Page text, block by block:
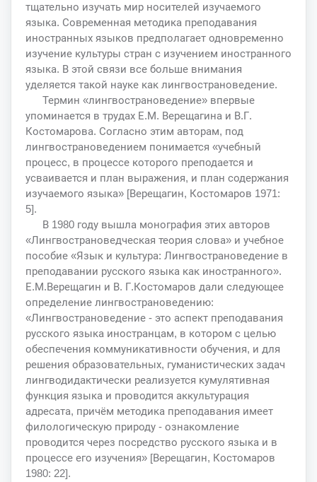
тщательно изучать мир носителей изучаемого
языка. Современная методика преподавания
иностранных языков предполагает одновременно
изучение культуры стран с изучением иностранного
языка. В этой связи все больше внимания
уделяется такой науке как лингвострановедение.
Термин «лингвострановедение» впервые
упоминается в трудах Е.М. Верещагина и В.Г.
Костомарова. Согласно этим авторам, под
лингвострановедением понимается «учебный
процесс, в процессе которого преподается и
усваивается и план выражения, и план содержания
изучаемого языка» [Верещагин, Костомаров 1971:
5].
В 1980 году вышла монография этих авторов
«Лингвострановедческая теория слова» и учебное
пособие «Язык и культура: Лингвострановедение в
преподавании русского языка как иностранного».
Е.М.Верещагин и В. Г.Костомаров дали следующее
определение лингвострановедению:
«Лингвострановедение - это аспект преподавания
русского языка иностранцам, в котором с целью
обеспечения коммуникативности обучения, и для
решения образовательных, гуманистических задач
лингводидактически реализуется кумулятивная
функция языка и проводится аккультурация
адресата, причём методика преподавания имеет
филологическую природу - ознакомление
проводится через посредство русского языка и в
процессе его изучения» [Верещагин, Костомаров
1980: 22].